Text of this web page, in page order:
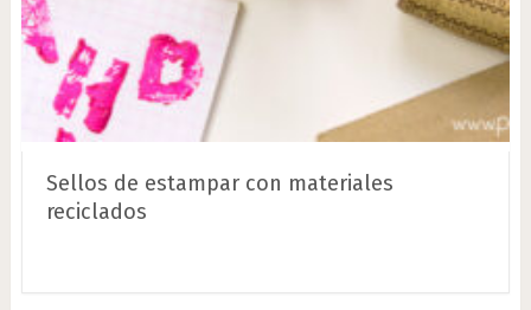
Sellos de estampar con materiales
reciclados